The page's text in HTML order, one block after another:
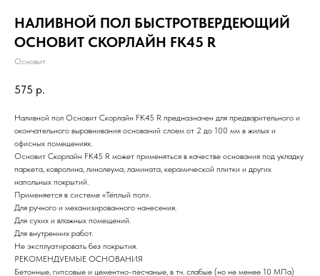
НАЛИВНОЙ ПОЛ БЫСТРОТВЕРДЕЮЩИЙ
ОСНОВИТ СКОРЛАЙН FK45 R
Основит
575 р.
Наливной пол Основит Скорлайн FK45 R предназначен для предварительного и
окончательного выравнивания оснований слоем от 2 до 100 мм в жилых и
офисных помещениях.
Основит Скорлайн FK45 R может применяться в качестве основания под укладку
паркета, ковролина, линолеума, ламината, керамической плитки и других
напольных покрытий.
Применяется в системе «Тёплый пол».
Для ручного и механизированного нанесения.
Для сухих и влажных помещений.
Для внутренних работ.
Не эксплуатировать без покрытия.
РЕКОМЕНДУЕМЫЕ ОСНОВАНИЯ
Бетонные, гипсовые и цементно-песчаные, в т.ч. слабые (но не менее 10 МПа)